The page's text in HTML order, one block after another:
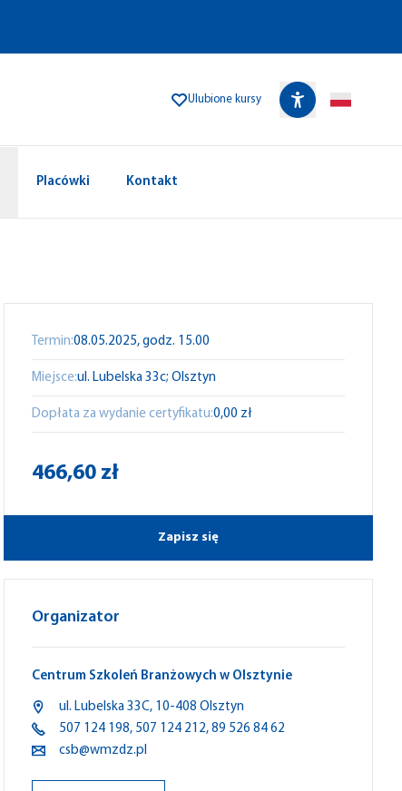
Ulubione kursy
Placówki Kontakt
Termin:08.05.2025, godz. 15.00
Miejsce:ul. Lubelska 33c; Olsztyn
Dopłata za wydanie certyfikatu:0,00 zł
466,60 zł
Zapisz się
Organizator
Centrum Szkoleń Branżowych w Olsztynie
ul.Lubelska 33C, 10-408 Olsztyn
507 124 198, 507 124 212,89 526 84 62
csb@wmzdz.pl